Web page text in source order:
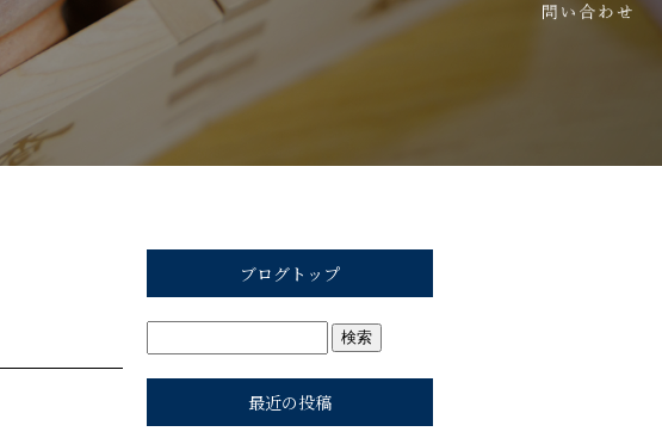
ブログトップ
最近の投稿